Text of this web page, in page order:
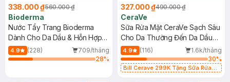
338.000 ₫560.000 ₫
Bioderma
Nước Tẩy Trang Bioderma
Dành Cho Da Dầu & Hỗn Hợp
500ml
4.9 (228)
709/tháng
28%
327.000 ₫490.000 ₫
CeraVe
Sữa Rửa Mặt CeraVe Sạch Sâu
Cho Da Thường Đến Da Dầu
473ml
4.9 (116)
1.6k/tháng
30%
Bill Cerave 299K Tặng Sữa Rửa